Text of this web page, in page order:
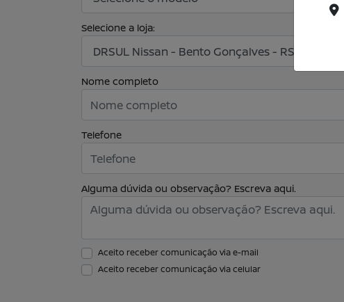
Selecione a loja:
Nome completo
Telefone
Alguma dúvida ou observação? Escreva aqui.
Aceito receber comunicação via e-mail
Aceito receber comunicação via celular